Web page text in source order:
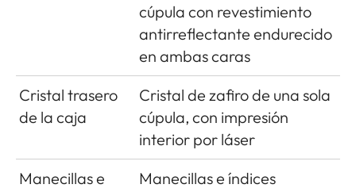
cúpula con revestimiento
antirreflectante endurecido
en ambas caras
Cristal trasero
de la caja
Cristal de zafiro de una sola
cúpula, con impresión
interior por láser
Manecillas e
Manecillas e índices